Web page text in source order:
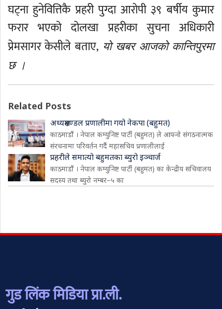
घट्ना हुनेवित्तिकै प्रहरी पुग्दा आरोपी ३९ बर्षीय कुमार
फरार भएको दोलखा प्रहरीका सुचना अधिकारी
प्रेमसागर केसीले बताए,यो खबर आजको कान्तिपुरमा
छ ।
Related Posts
अध्यक्षमण्डल प्रणालीमा गयो नेकपा (बहुमत)
काठमाडौं । नेपाल कम्युनिष्ट पार्टी (बहुमत) ले आफ्नो संगठनात्मक
संरचनामा परिवर्तन गर्दै महासचिव प्रणालीलाई
प्रहरीले समात्यो बहुमतका ब्युरो इञ्चार्ज
काठमाडौं । नेपाल कम्युनिष्ट पार्टी (बहुमत) का केन्द्रीय सचिवालय
सदस्य तथा ब्युरो नम्बर–५ का
गुड लिंक मिडिया प्रा.ली.